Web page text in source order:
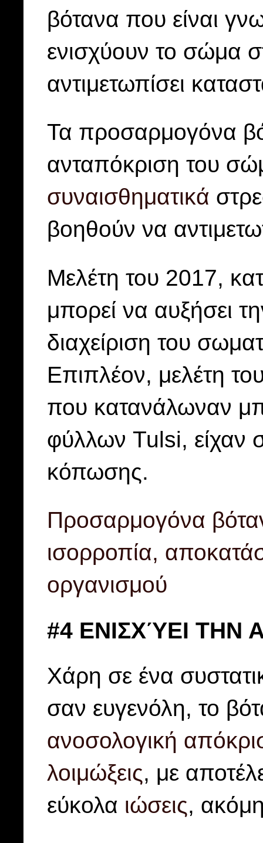
βότανα που είναι
ενισχύουν το σώμα
αντιμετωπίσει
Τα προσαρμογόνα
ανταπόκριση του
συναισθηματικά
βοηθούν να
Μελέτη του 2017,
μπορεί να αυξήσει
διαχείριση του
Επιπλέον, μελέτη
που κατανάλωναν
φύλλων Tulsi, είχαν
κόπωσης.
Προσαρμογόνα
ισορροπία,
οργανισμού
#4 ΕΝΙΣΧΎΕΙ ΤΗΝ
Χάρη σε ένα
σαν ευγενόλη, το
ανοσολογική
λοιμώξεις, με
εύκολα ιώσεις,